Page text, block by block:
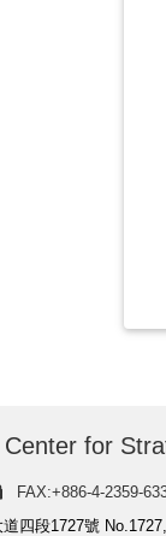
for
FAX:+886-4-2359-
四段1727號